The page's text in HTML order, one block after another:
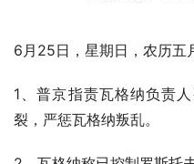
6月25日，星期日，农历五
1、普京指责瓦格纳负责
裂，严惩瓦格纳叛乱。